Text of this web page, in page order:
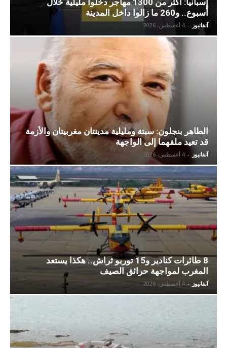
أسبوع.. و260 ما زالوا داخل المدينة
آنفانيوز - 4 أغسطس، 2026
الطاهر بنجلون: سبتة ومليلية مدينتان مغربيتان والأزمة
قد تعيد ملفهما إلى الواجهة
آنفانيوز - 4 أغسطس، 2026
8 طائرات كنادير و15 توربو ثراش.. هكذا يستعد
المغرب لمواجهة حرائق الصيف
آنفانيوز - 4 أغسطس، 2026